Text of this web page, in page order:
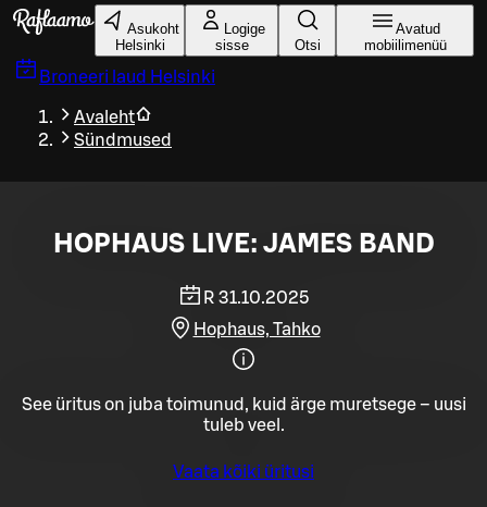
Liigu peamise sisu juurde
Asukoht
Helsinki
Logige
sisse
Otsi
Avatud
mobiilimenüü
Broneeri laud Helsinki
Avaleht
Sündmused
HOPHAUS LIVE: JAMES BAND
R 31.10.2025
Hophaus, Tahko
See üritus on juba toimunud, kuid ärge muretsege – uusi
tuleb veel.
Vaata kõiki üritusi